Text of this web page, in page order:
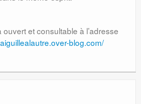
ouvert et consultable à l’adresse
blog.com/